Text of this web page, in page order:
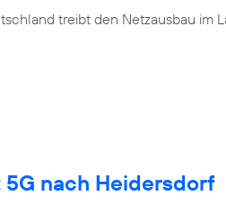
treibt den Netzausbau im
nach Heidersdorf